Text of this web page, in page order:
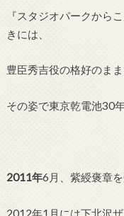
『スタジオパークから
きには、
豊臣秀吉役の格好のまま
その姿で東京乾電池30
2011年6月、紫綬褒章を
2012年1月には下北沢